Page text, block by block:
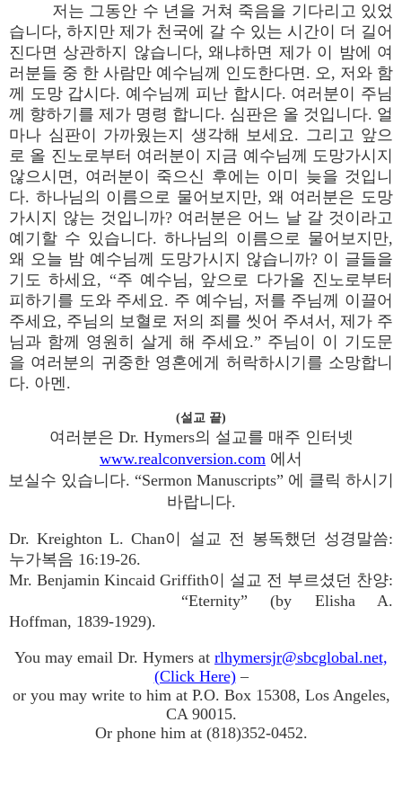
저는 그동안 수 년을 거쳐 죽음을 기다리고 있었
습니다, 하지만 제가 천국에 갈 수 있는 시간이 더 길어
진다면 상관하지 않습니다, 왜냐하면 제가 이 밤에 여
러분들 중 한 사람만 예수님께 인도한다면. 오, 저와 함
께 도망 갑시다. 예수님께 피난 합시다. 여러분이 주님
께 향하기를 제가 명령 합니다. 심판은 올 것입니다. 얼
마나 심판이 가까웠는지 생각해 보세요. 그리고 앞으
로 올 진노로부터 여러분이 지금 예수님께 도망가시지
않으시면, 여러분이 죽으신 후에는 이미 늦을 것입니
다. 하나님의 이름으로 물어보지만, 왜 여러분은 도망
가시지 않는 것입니까? 여러분은 어느 날 갈 것이라고
예기할 수 있습니다. 하나님의 이름으로 물어보지만,
왜 오늘 밤 예수님께 도망가시지 않습니까? 이 글들을
기도 하세요, “주 예수님, 앞으로 다가올 진노로부터
피하기를 도와 주세요. 주 예수님, 저를 주님께 이끌어
주세요, 주님의 보혈로 저의 죄를 씻어 주셔서, 제가 주
님과 함께 영원히 살게 해 주세요.” 주님이 이 기도문
을 여러분의 귀중한 영혼에게 허락하시기를 소망합니
다. 아멘.
(설교 끝)
여러분은 Dr. Hymers의 설교를 매주 인터넷
www.realconversion.com 에서
보실수 있습니다. “Sermon Manuscripts” 에 클릭 하시기
바랍니다.
Dr. Kreighton L. Chan이 설교 전 봉독했던 성경말씀:
누가복음 16:19-26.
Mr. Benjamin Kincaid Griffith이 설교 전 부르셨던 찬양:
“Eternity” (by Elisha A.
Hoffman, 1839-1929).
You may email Dr. Hymers at rlhymersjr@sbcglobal.net,
(Click Here)–
or you may write to him at P.O. Box 15308, Los Angeles,
CA 90015.
Or phone him at (818)352-0452.